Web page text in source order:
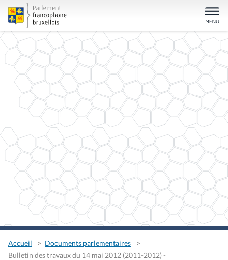
Accueil
Documents parlementaires
Bulletin des travaux du 14 mai 2012 (2011-2012) -